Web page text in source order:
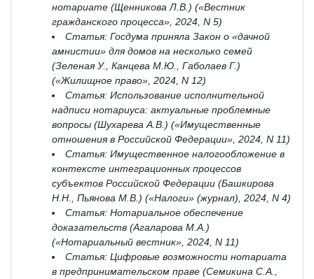
нотариате (Щенникова Л.В.) («Вестник
гражданского процесса», 2024, N 5)
Статья: Госдума приняла Закон о «дачной
амнистии» для домов на несколько семей
(Зеленая У., Канцева М.Ю., Габолаев Г.)
(«Жилищное право», 2024, N 12)
Статья: Использование исполнительной
надписи нотариуса: актуальные проблемные
вопросы (Шухарева А.В.) («Имущественные
отношения в Российской Федерации», 2024, N 11)
Статья: Имущественное налогообложение в
контексте интеграционных процессов
субъектов Российской Федерации (Башкирова
Н.Н., Пьянова М.В.) («Налоги» (журнал), 2024, N 4)
Статья: Нотариальное обеспечение
доказательств (Агаларова М.А.)
(«Нотариальный вестник», 2024, N 11)
Статья: Цифровые возможности нотариата
в предпринимательском праве (Семикина С.А.,